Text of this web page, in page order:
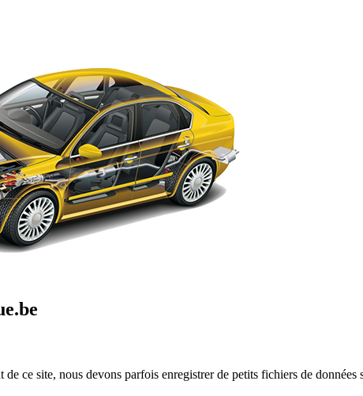
ce site, nous devons parfois enregistrer de petits fichiers de